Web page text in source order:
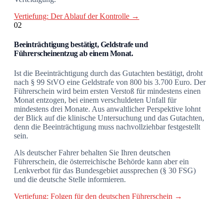
Vertiefung: Der Ablauf der Kontrolle →
02
Beeinträchtigung bestätigt, Geldstrafe und
Führerscheinentzug ab einem Monat.
Ist die Beeinträchtigung durch das Gutachten bestätigt, droht
nach § 99 StVO eine Geldstrafe von 800 bis 3.700 Euro. Der
Führerschein wird beim ersten Verstoß für mindestens einen
Monat entzogen, bei einem verschuldeten Unfall für
mindestens drei Monate. Aus anwaltlicher Perspektive lohnt
der Blick auf die klinische Untersuchung und das Gutachten,
denn die Beeinträchtigung muss nachvollziehbar festgestellt
sein.
Als deutscher Fahrer behalten Sie Ihren deutschen
Führerschein, die österreichische Behörde kann aber ein
Lenkverbot für das Bundesgebiet aussprechen (§ 30 FSG)
und die deutsche Stelle informieren.
Vertiefung: Folgen für den deutschen Führerschein →